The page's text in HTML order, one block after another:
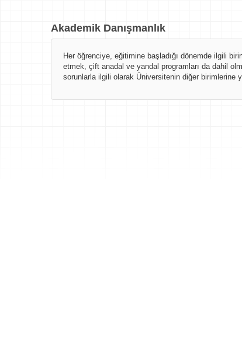
Akademik Danışmanlık
Her öğrenciye, eğitimine başladığı dönemde ilgili
etmek, çift anadal ve yandal programları da dahil
sorunlarla ilgili olarak Üniversitenin diğer birimlerine